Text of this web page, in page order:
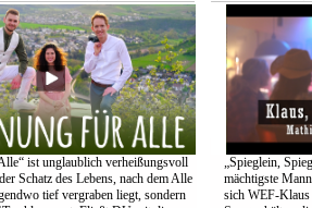
ist unglaublich verheißungsvoll
Schatz des Lebens, nach dem Alle
tief vergraben liegt, sondern
„Spieglein,
mächtigste
sich WEF-Klaus